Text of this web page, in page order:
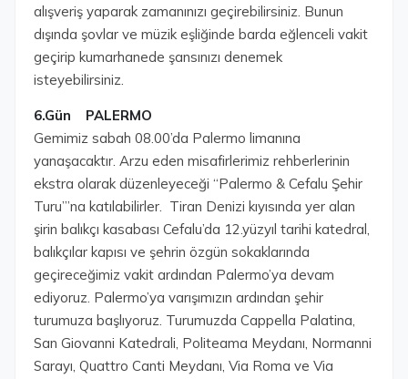
alışveriş yaparak zamanınızı geçirebilirsiniz. Bunun
dışında şovlar ve müzik eşliğinde barda eğlenceli vakit
geçirip kumarhanede şansınızı denemek
isteyebilirsiniz.
6.Gün PALERMO
Gemimiz sabah 08.00’da Palermo limanına
yanaşacaktır. Arzu eden misafirlerimiz rehberlerinin
ekstra olarak düzenleyeceği “Palermo & Cefalu Şehir
Turu”’na katılabilirler. Tiran Denizi kıyısında yer alan
şirin balıkçı kasabası Cefalu’da 12.yüzyıl tarihi katedral,
balıkçılar kapısı ve şehrin özgün sokaklarında
geçireceğimiz vakit ardından Palermo’ya devam
ediyoruz. Palermo’ya varışımızın ardından şehir
turumuza başlıyoruz. Turumuzda Cappella Palatina,
San Giovanni Katedrali, Politeama Meydanı, Normanni
Sarayı, Quattro Canti Meydanı, Via Roma ve Via